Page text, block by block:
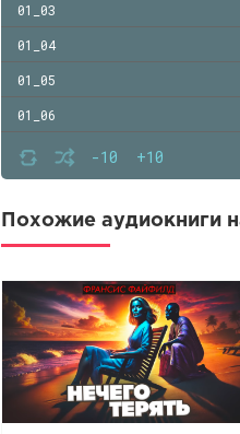
-10 +10
01_03
01_04
01_05
01_06
01_07
01_08
01_09
02_01
02_02
02_03
02_04
Похожие аудиокниги